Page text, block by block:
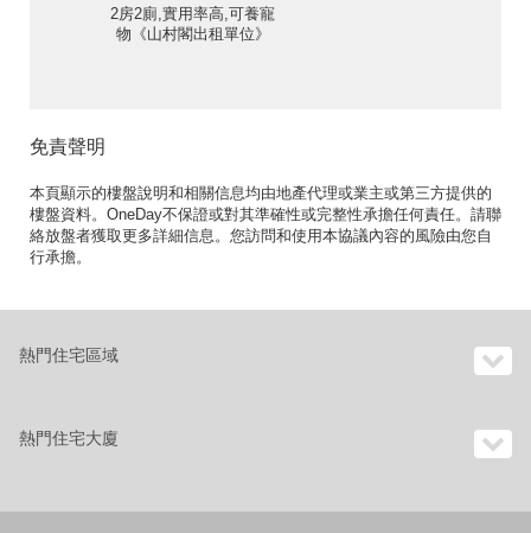
2房2廁,實用率高,可養寵
物《山村閣出租單位》
免責聲明
本頁顯示的樓盤說明和相關信息均由地產代理或業主或第三方提供的
樓盤資料。OneDay不保證或對其準確性或完整性承擔任何責任。請聯
絡放盤者獲取更多詳細信息。您訪問和使用本協議內容的風險由您自
行承擔。
熱門住宅區域
熱門住宅大廈